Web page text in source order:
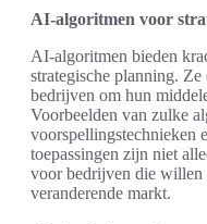
AI-algoritmen voor
AI-algoritmen bieden
strategische planning. Ze
bedrijven om hun
Voorbeelden van zulke
voorspellingstechnieken
toepassingen zijn niet
voor bedrijven die willen
veranderende markt.